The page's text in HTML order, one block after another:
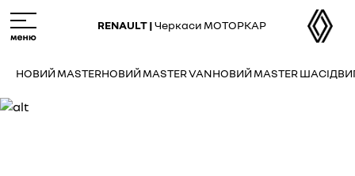
to
main
RENAULT |Черкаси МОТОРКАР
НОВИЙ MASTERНОВИЙ MASTER VANНОВИЙ MASTER ШАСІ